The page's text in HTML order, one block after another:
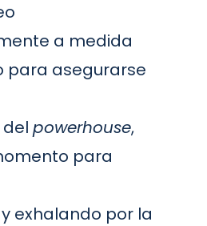
a medida
para asegurarse
powerhouse,
para
exhalando por la